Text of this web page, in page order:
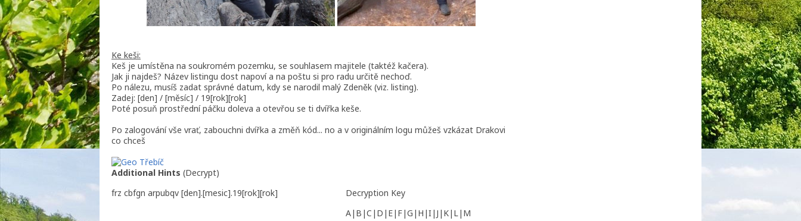
Ke keši:
Keš je umístěna na soukromém pozemku, se souhlasem majitele (taktéž kačera).
Jak ji najdeš? Název listingu dost napoví a na poštu si pro radu určitě nechoď.
Po nálezu, musíš zadat správné datum, kdy se narodil malý Zdeněk (viz. listing).
Zadej: [den] / [měsíc] / 19[rok][rok]
Poté posuň prostřední páčku doleva a otevřou se ti dvířka keše.
Po zalogování vše vrať, zabouchni dvířka a změň kód... no a v originálním logu můžeš vzkázat Drakovi
co chceš
Additional Hints (Decrypt)
frz cbfgn arpubqv [den].[mesic].19[rok][rok]
Decryption Key
A|B|C|D|E|F|G|H|I|J|K|L|M